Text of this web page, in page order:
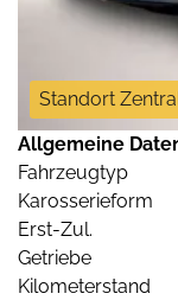
Standort
Allgemeine
Fahrzeugtyp
Karosserieform
Erst-Zul.
Getriebe
Kilometerstand